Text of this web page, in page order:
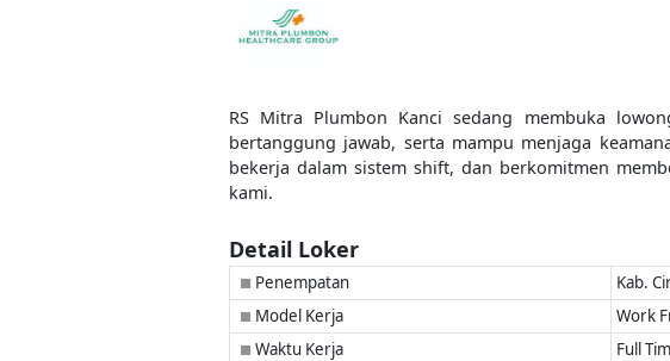
RS Mitra Plumbon Kanci sedang membuka
bertanggung jawab, serta mampu menjaga
bekerja dalam sistem shift, dan berkomitmen
kami.
Detail Loker
■ Penempatan Kab.
■ Model Kerja Work
■ Waktu Kerja Full